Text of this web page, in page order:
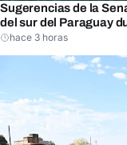
Sugerencias de la
del sur del Paraguay
hace 3 horas